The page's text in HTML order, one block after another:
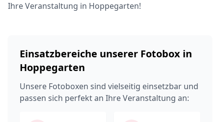
Ihre Veranstaltung in Hoppegarten!
Einsatzbereiche unserer Fotobox in
Hoppegarten
Unsere Fotoboxen sind vielseitig einsetzbar und
passen sich perfekt an Ihre Veranstaltung an: